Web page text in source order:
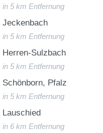
in 5 km Entfernung
Jeckenbach
in 5 km Entfernung
Herren-Sulzbach
in 5 km Entfernung
Schönborn, Pfalz
in 5 km Entfernung
Lauschied
in 6 km Entfernung